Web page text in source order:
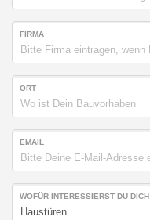
FIRMA
ORT
EMAIL
WOFÜR INTERESSIERST DU DICH